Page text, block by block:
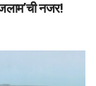
नजर!